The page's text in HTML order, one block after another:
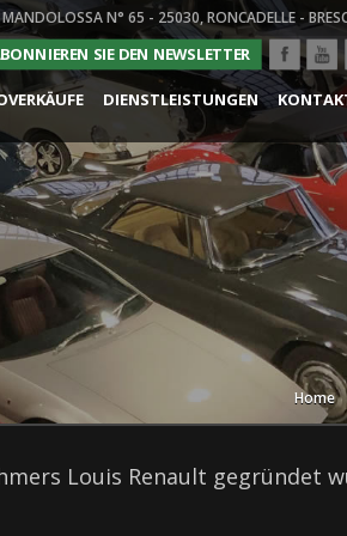
N° 65 - 25030, RONCADELLE -
SIE DEN NEWSLETTER
DIENSTLEISTUNGEN
Home
Louis Renault gegründet